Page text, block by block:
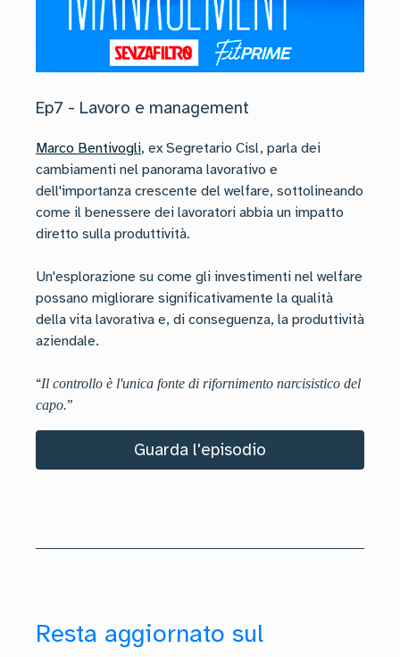
Ep7 - Lavoro e management
Marco Bentivogli, ex Segretario Cisl, parla dei
cambiamenti nel panorama lavorativo e
dell'importanza crescente del welfare, sottolineando
come il benessere dei lavoratori abbia un impatto
diretto sulla produttività.
Un'esplorazione su come gli investimenti nel welfare
possano migliorare significativamente la qualità
della vita lavorativa e, di conseguenza, la produttività
aziendale.
“Il controllo è l'unica fonte di rifornimento narcisistico del
capo.”
Guarda l'episodio
Resta aggiornato sul